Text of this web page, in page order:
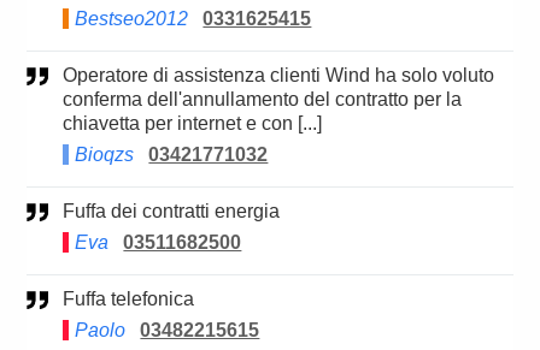
Bestseo2012
0331625415
Operatore di assistenza clienti Wind ha solo voluto
conferma dell'annullamento del contratto per la
chiavetta per internet e con [...]
Bioqzs
03421771032
Fuffa dei contratti energia
Eva
03511682500
Fuffa telefonica
Paolo
03482215615